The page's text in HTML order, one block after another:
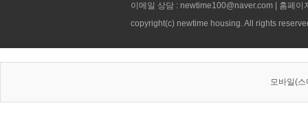
이메일 상담 : newtime100@naver.com | 홈페
copyright(c) newtime housing. All rights
모바일(